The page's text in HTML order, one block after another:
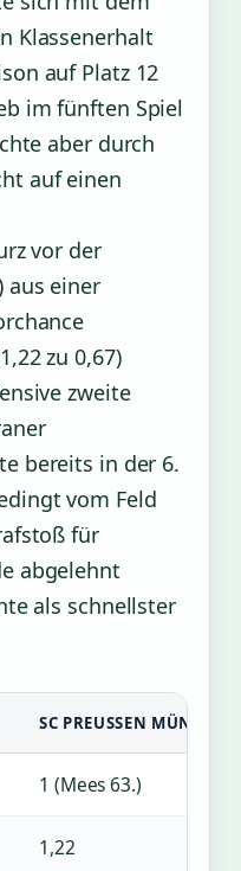
Klassenerhalt
auf Platz 12
im fünften Spiel
aber durch
auf einen
vor der
aus einer
zu 0,67)
zweite
bereits in der 6.
vom Feld
für
abgelehnt
als schnellster
SC PREUSSEN MÜNSTER
1 (Mees 63.)
1,22